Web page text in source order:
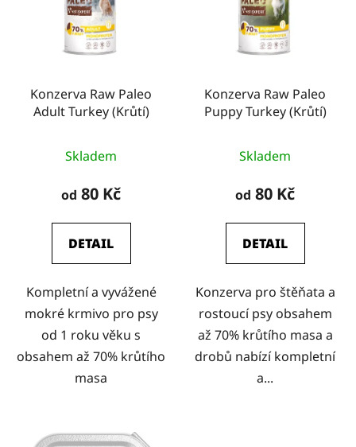
Konzerva Raw Paleo
Adult Turkey (Krůtí)
Skladem
od 80 Kč
DETAIL
Kompletní a vyvážené
mokré krmivo pro psy
od 1 roku věku s
obsahem až 70% krůtího
masa
Konzerva Raw Paleo
Puppy Turkey (Krůtí)
Skladem
od 80 Kč
DETAIL
Konzerva pro štěňata a
rostoucí psy obsahem
až 70% krůtího masa a
drobů nabízí kompletní
a...